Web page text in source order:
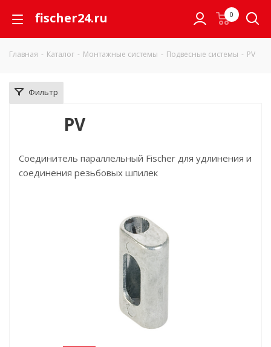
fischer24.ru 0
Главная - Каталог - Монтажные системы - Подвесные системы - PV
Фильтр
PV
Соединитель параллельный Fischer для удлинения и
соединения резьбовых шпилек